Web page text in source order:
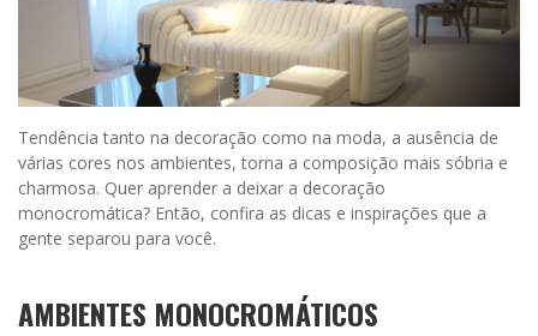
Tendência tanto na decoração como na moda, a ausência de
várias cores nos ambientes, torna a composição mais sóbria e
charmosa. Quer aprender a deixar a decoração
monocromática? Então, confira as dicas e inspirações que a
gente separou para você.
AMBIENTES MONOCROMÁTICOS